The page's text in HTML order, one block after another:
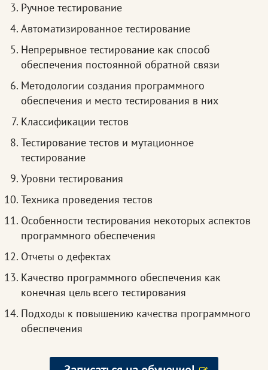
Ручное тестирование
Автоматизированное тестирование
Непрерывное тестирование как способ
обеспечения постоянной обратной связи
Методологии создания программного
обеспечения и место тестирования в них
Классификации тестов
Тестирование тестов и мутационное
тестирование
Уровни тестирования
Техника проведения тестов
Особенности тестирования некоторых аспектов
программного обеспечения
Отчеты о дефектах
Качество программного обеспечения как
конечная цель всего тестирования
Подходы к повышению качества программного
обеспечения